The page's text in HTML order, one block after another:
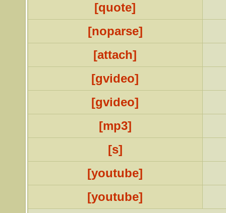
[quote]
[noparse]
[attach]
[gvideo]
[gvideo]
[mp3]
[s]
[youtube]
[youtube]